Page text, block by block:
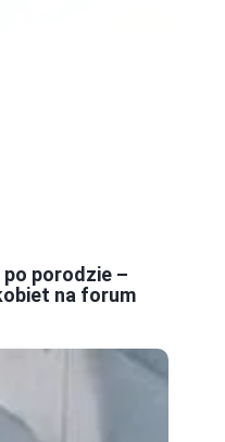
po porodzie –
na forum